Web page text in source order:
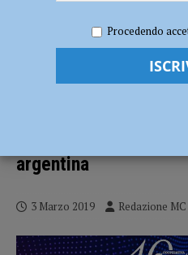
appuntamento per la rassegna
marzo la magia della musica
Secondo
argentina
3 Marzo 2019 Redazione MC
Procedendo